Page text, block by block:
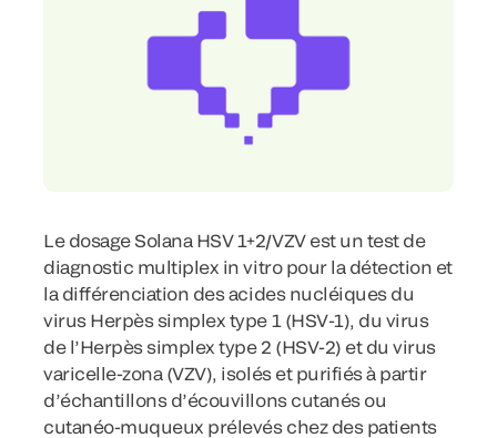
Le dosage Solana HSV 1+2/VZV est un test de
diagnostic multiplex in vitro pour la détection et
la différenciation des acides nucléiques du
virus Herpès simplex type 1 (HSV-1), du virus
de l’Herpès simplex type 2 (HSV-2) et du virus
varicelle-zona (VZV), isolés et purifiés à partir
d’échantillons d’écouvillons cutanés ou
cutanéo-muqueux prélevés chez des patients